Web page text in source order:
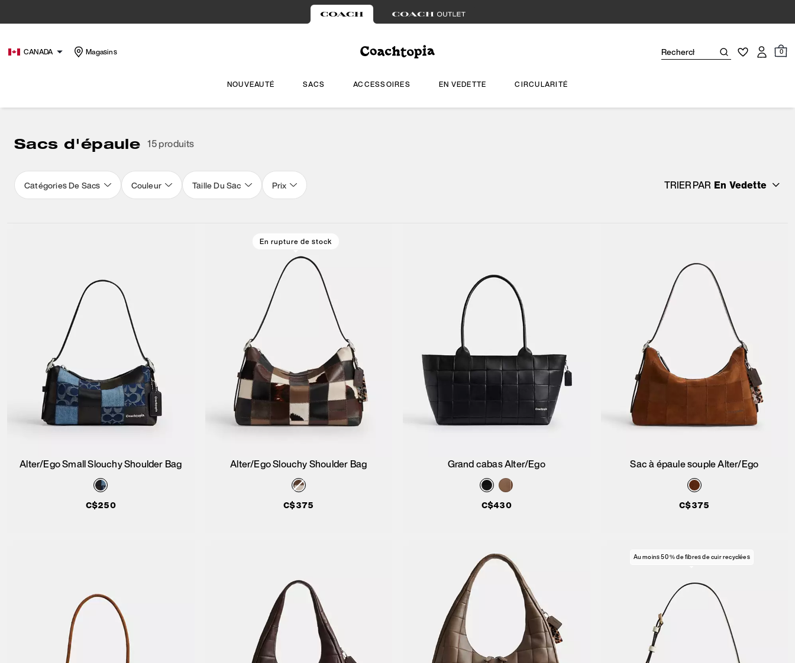
CANADA Magasins 0
NOUVEAUTÉ SACS ACCESSOIRES EN VEDETTE CIRCULARITÉ
Sacs d'épaule 15 produits
Catégories De Sacs Couleur Taille Du Sac Prix TRIER PAR En Vedette
Ajouter au panier
Alter/Ego Small Slouchy Shoulder Bag
C$250
En rupture de stock
Ajouter au panier
Alter/Ego Slouchy Shoulder Bag
C$375
Ajouter au panier
Grand cabas Alter/Ego
C$430
Ajouter au panier
Sac à épaule souple Alter/Ego
C$375
Au moins 50 % de fibres de cuir recyclées